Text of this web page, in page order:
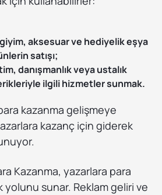
aksesuar ve hediyelik eşya
satışı;
danışmanlık veya ustalık
ilgili hizmetler sunmak.
kazanma gelişmeye
kazanç için giderek
Kazanma, yazarlara para
yolunu sunar. Reklam geliri ve